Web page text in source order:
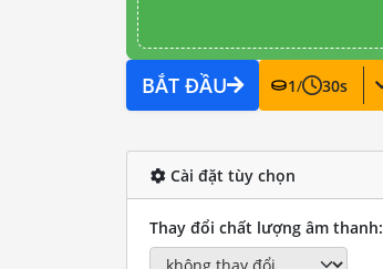
BẮT ĐẦU 1/ 30s
Cài đặt tùy chọn
Thay đổi chất lượng âm thanh: